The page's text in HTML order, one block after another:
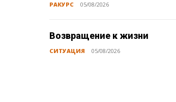
РАКУРС 05/08/2026
Возвращение к жизни
СИТУАЦИЯ 05/08/2026